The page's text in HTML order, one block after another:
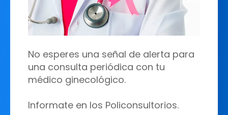
No esperes una señal de alerta para
una consulta periódica con tu
médico ginecológico.
Informate en los Policonsultorios.